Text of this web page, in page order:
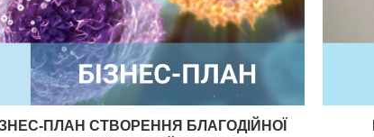
ПЛАН СТВОРЕННЯ БЛАГОДІЙНОЇ